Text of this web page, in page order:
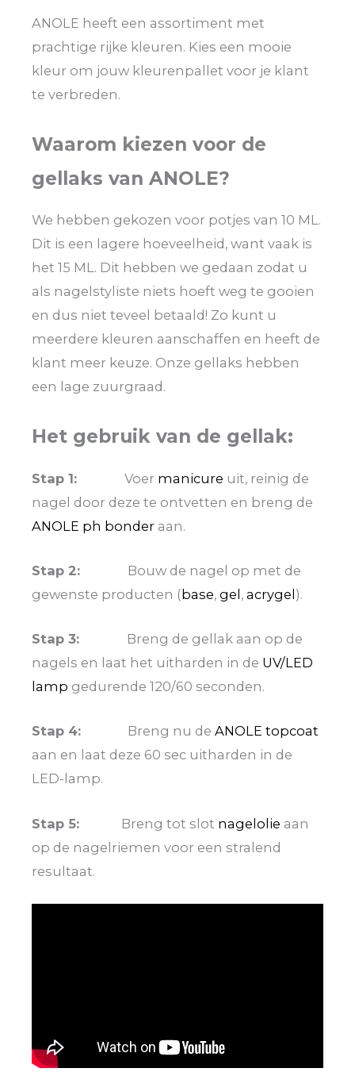
ANOLE heeft een assortiment met
prachtige rijke kleuren. Kies een mooie
kleur om jouw kleurenpallet voor je klant
te verbreden.
Waarom kiezen voor de
gellaks van ANOLE?
We hebben gekozen voor potjes van 10 ML.
Dit is een lagere hoeveelheid, want vaak is
het 15 ML. Dit hebben we gedaan zodat u
als nagelstyliste niets hoeft weg te gooien
en dus niet teveel betaald! Zo kunt u
meerdere kleuren aanschaffen en heeft de
klant meer keuze. Onze gellaks hebben
een lage zuurgraad.
Het gebruik van de gellak:
Stap 1: Voer manicure uit, reinig de
nagel door deze te ontvetten en breng de
ANOLE ph bonder aan.
Stap 2: Bouw de nagel op met de
gewenste producten (base, gel, acrygel).
Stap 3: Breng de gellak aan op de
nagels en laat het uitharden in de UV/LED
lamp gedurende 120/60 seconden.
Stap 4: Breng nu de ANOLE topcoat
aan en laat deze 60 sec uitharden in de
LED-lamp.
Stap 5: Breng tot slot nagelolie aan
op de nagelriemen voor een stralend
resultaat.